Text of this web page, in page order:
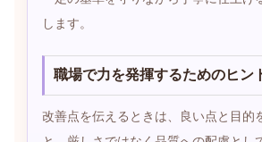
します。
職場で力を発揮するためのヒン
改善点を伝えるときは、良い点と目的